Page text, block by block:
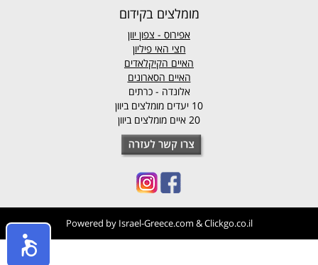
מומלצים בקידום
אפירוס - צפון יוון
חצי האי פיליון
האיים הקיקלאדים
האיים הסארונים
אלונדה - כרתים
10 יעדים מומלצים ביוון
20 איים מומלצים ביוון
Powered by Israel-Greece.com &Clickgo.co.il